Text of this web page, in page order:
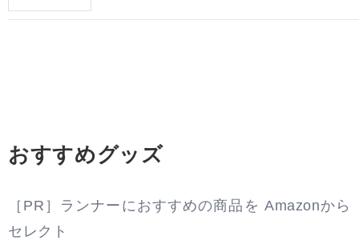
おすすめグッズ
［PR］ランナーにおすすめの商品を Amazonから
セレクト